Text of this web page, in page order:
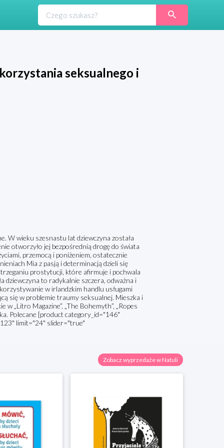
seksualnego i
W wieku szesnastu lat dziewczyna została
otworzyło jej bezpośrednią drogę do świata
przemocą i poniżeniem, ostatecznie
Mia z pasją i determinacją dzieli się
prostytucji, które afirmuje i pochwala
dziewczyna to radykalnie szczera, odważna i
w irlandzkim handlu usługami
się w problemie traumy seksualnej. Mieszka i
„Litro Magazine”, „The Bohemyth”, „Ropes
Polecane [product category_id="146"
limit="24" slider="true"
Zobacz wyprzedaże w Natuli